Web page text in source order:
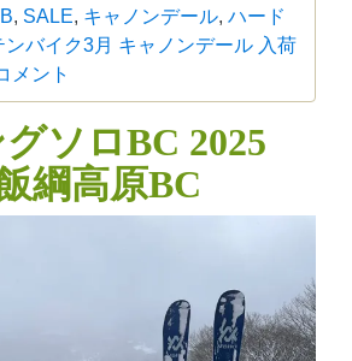
, SALE, キャノンデール, ハード
ンバイク3月 キャノンデール 入荷
メント
ソロBC 2025
綱高原BC